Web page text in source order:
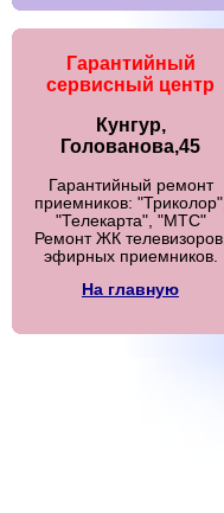
Гарантийный
сервисный центр
Кунгур,
Голованова,45
Гарантийный ремонт
приемников: "Триколор",
"Телекарта", "МТС"
Ремонт ЖК телевизоров,
эфирных приемников.
На главную